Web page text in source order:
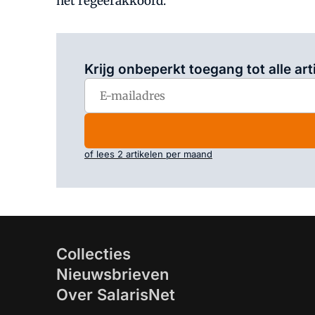
Krijg onbeperkt toegang tot alle
of lees 2 artikelen per maand
Collecties
Nieuwsbrieven
Over SalarisNet